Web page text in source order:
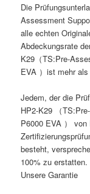
Die
Assessment
alle echten
Abdeckungsrate
K29（TS:Pre-
EVA ）ist mehr
Jedem, der die
HP2-K29 （
P6000 EVA ）
besteht,
100% zu erstatten.
Unsere Garantie